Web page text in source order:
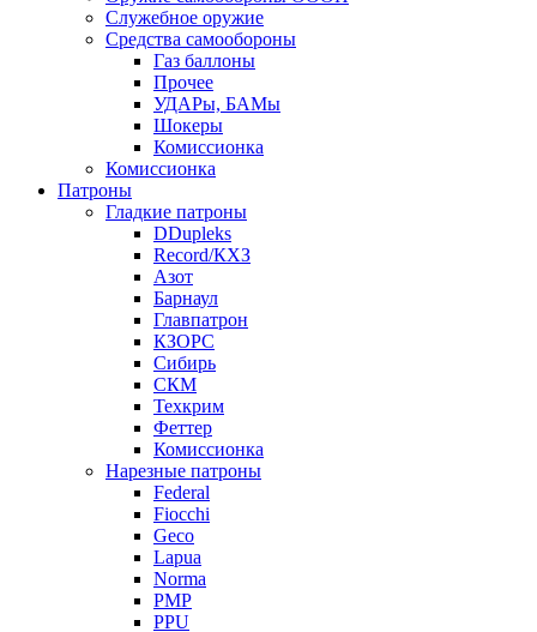
Служебное оружие
Средства самообороны
Газ баллоны
Прочее
УДАРы, БАМы
Шокеры
Комиссионка
Комиссионка
Патроны
Гладкие патроны
DDupleks
Record/КХЗ
Азот
Барнаул
Главпатрон
КЗОРС
Сибирь
СКМ
Техкрим
Феттер
Комиссионка
Нарезные патроны
Federal
Fiocchi
Geco
Lapua
Norma
PMP
PPU